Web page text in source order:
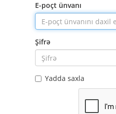
E-poçt ünvanı
Şifrə
Yadda saxla